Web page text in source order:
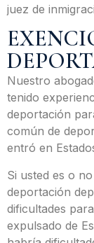
juez de
Nuestro
tenido
deportación
común de
entró en
Si usted es o
deportación
dificultades
expulsado de